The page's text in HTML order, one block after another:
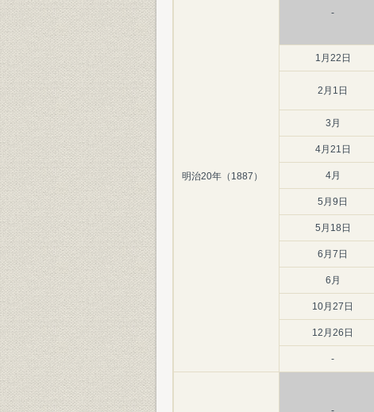
明治20年（1887）
-
1月22日
2月1日
3月
4月21日
4月
5月9日
5月18日
6月7日
6月
10月27日
12月26日
-